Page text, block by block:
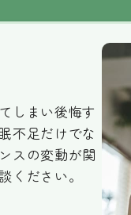
しまい後悔す
不足だけでな
スの変動が関
ください。